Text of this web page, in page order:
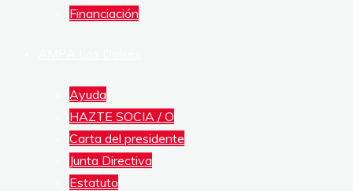
Financiación
Ayuda
HAZTE SOCIA / O
Carta del presidente
Junta Directiva
Estatuto